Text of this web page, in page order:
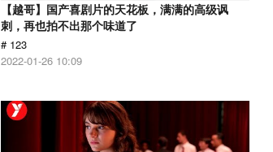
【越哥】国产喜剧片的天花板，满满的高级讽
刺，再也拍不出那个味道了
# 123
2022-01-26 10:09